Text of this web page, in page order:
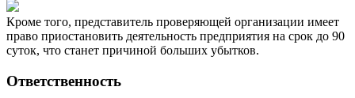
Кроме того, представитель проверяющей организации имеет
право приостановить деятельность предприятия на срок до 90
суток, что станет причиной больших убытков.
Ответственность